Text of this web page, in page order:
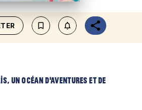
bookmark_border
un océan d’aventures et de